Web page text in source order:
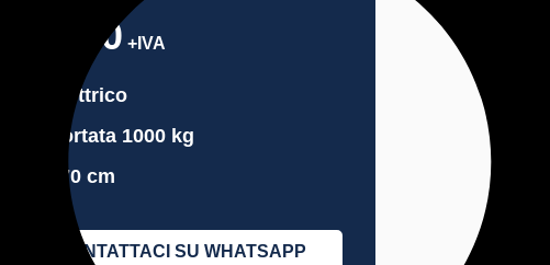
€3.900 +IVA
Elettrico
Portata 1000 kg
170 cm
CONTATTACI SU WHATSAPP